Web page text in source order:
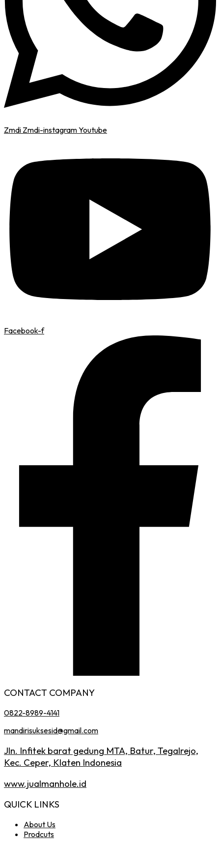
Zmdi Zmdi-instagramYoutube
Facebook-f
CONTACT COMPANY
0822-8989-4141
mandirisuksesid@gmail.com
Jln. Infitek barat gedung MTA, Batur, Tegalrejo,
Kec. Ceper, Klaten Indonesia
www.jualmanhole.id
QUICK LINKS
About Us
Prodcuts